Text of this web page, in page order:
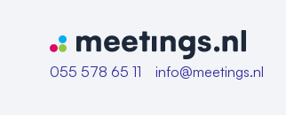
Naar home van Meetings
055 578 65 11
info@meetings.nl